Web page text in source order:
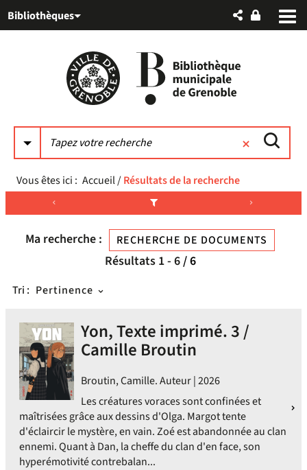
au
auBibliothèques
Vous êtes ici : Accueil/Résultats de la recherche
Ma recherche : RECHERCHE DE DOCUMENTS
Résultats 1- 6/ 6
Tri : Pertinence
Yon, Texte imprimé. 3 /
Camille Broutin
Broutin, Camille. Auteur | 2026
Les créatures voraces sont confinées et
maîtrisées grâce aux dessins d'Olga. Margot tente
d'éclaircir le mystère, en vain. Zoé est abandonnée au clan
ennemi. Quant à Dan, la cheffe du clan d'en face, son
hyperémotivité contrebalan...